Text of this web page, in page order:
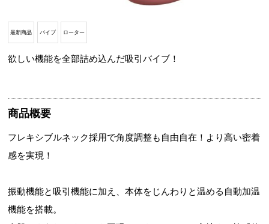
最新商品 バイブ ローター
欲しい機能を全部詰め込んだ吸引バイブ！
商品概要
フレキシブルネック採用で角度調整も自由自在！より高い密着
感を実現！
振動機能と吸引機能に加え、本体をじんわりと温める自動加温
機能を搭載。